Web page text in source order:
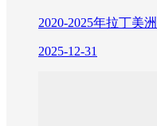
2020-2025年拉丁美
2025-12-31